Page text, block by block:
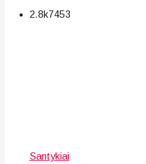
2.8k7453
Santykiai